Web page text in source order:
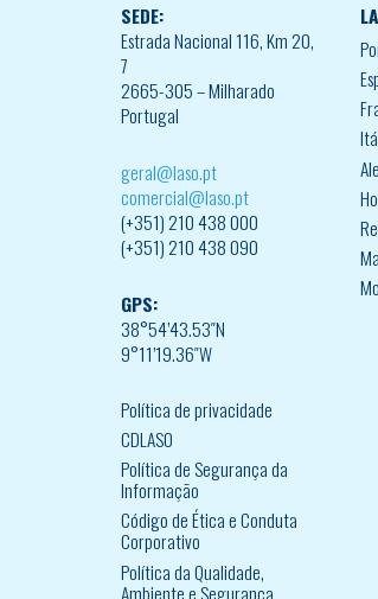
SEDE:
Estrada Nacional 116, Km 20,
7
2665-305 – Milharado
Portugal
geral@laso.pt
comercial@laso.pt
(+351) 210 438 000
(+351) 210 438 090
GPS:
38°54’43.53″N
9°11’19.36″W
Política de privacidade
CDLASO
Política de Segurança da
Informação
Código de Ética e Conduta
Corporativo
Política da Qualidade,
Ambiente e Segurança